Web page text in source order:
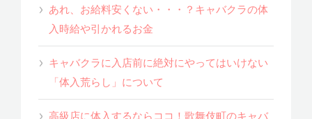
あれ、お給料安くない・・・？キャバクラの体
入時給や引かれるお金
キャバクラに入店前に絶対にやってはいけない
「体入荒らし」について
高級店に体入するならココ！歌舞伎町のキャバ